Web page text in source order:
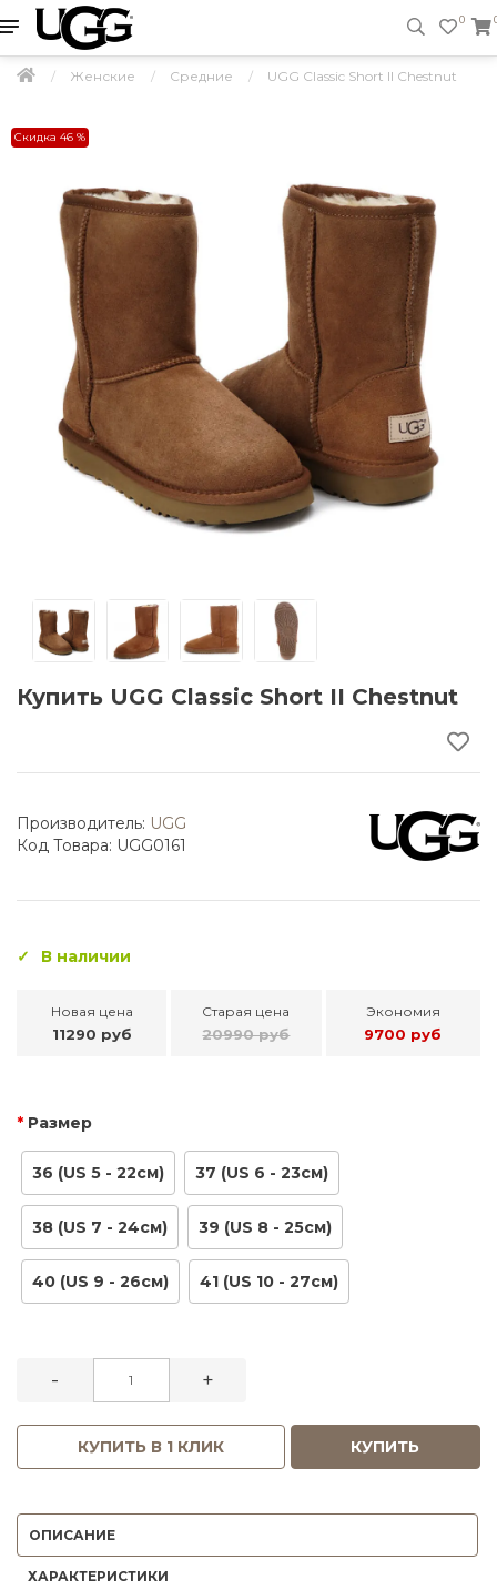
0
Женские Средние UGG Classic Short II Chestnut
Скидка 46 %
Купить UGG Classic Short II Chestnut
Производитель: UGG
Код Товара: UGG0161
В наличии
Новая цена
11290 руб
Старая цена
20990 руб
Экономия
9700 руб
Размер
36 (US 5 - 22см) 37 (US 6 - 23см)
38 (US 7 - 24см) 39 (US 8 - 25см)
40 (US 9 - 26см) 41 (US 10 - 27см)
- +
КУПИТЬ В 1 КЛИК КУПИТЬ
ОПИСАНИЕ
ХАРАКТЕРИСТИКИ